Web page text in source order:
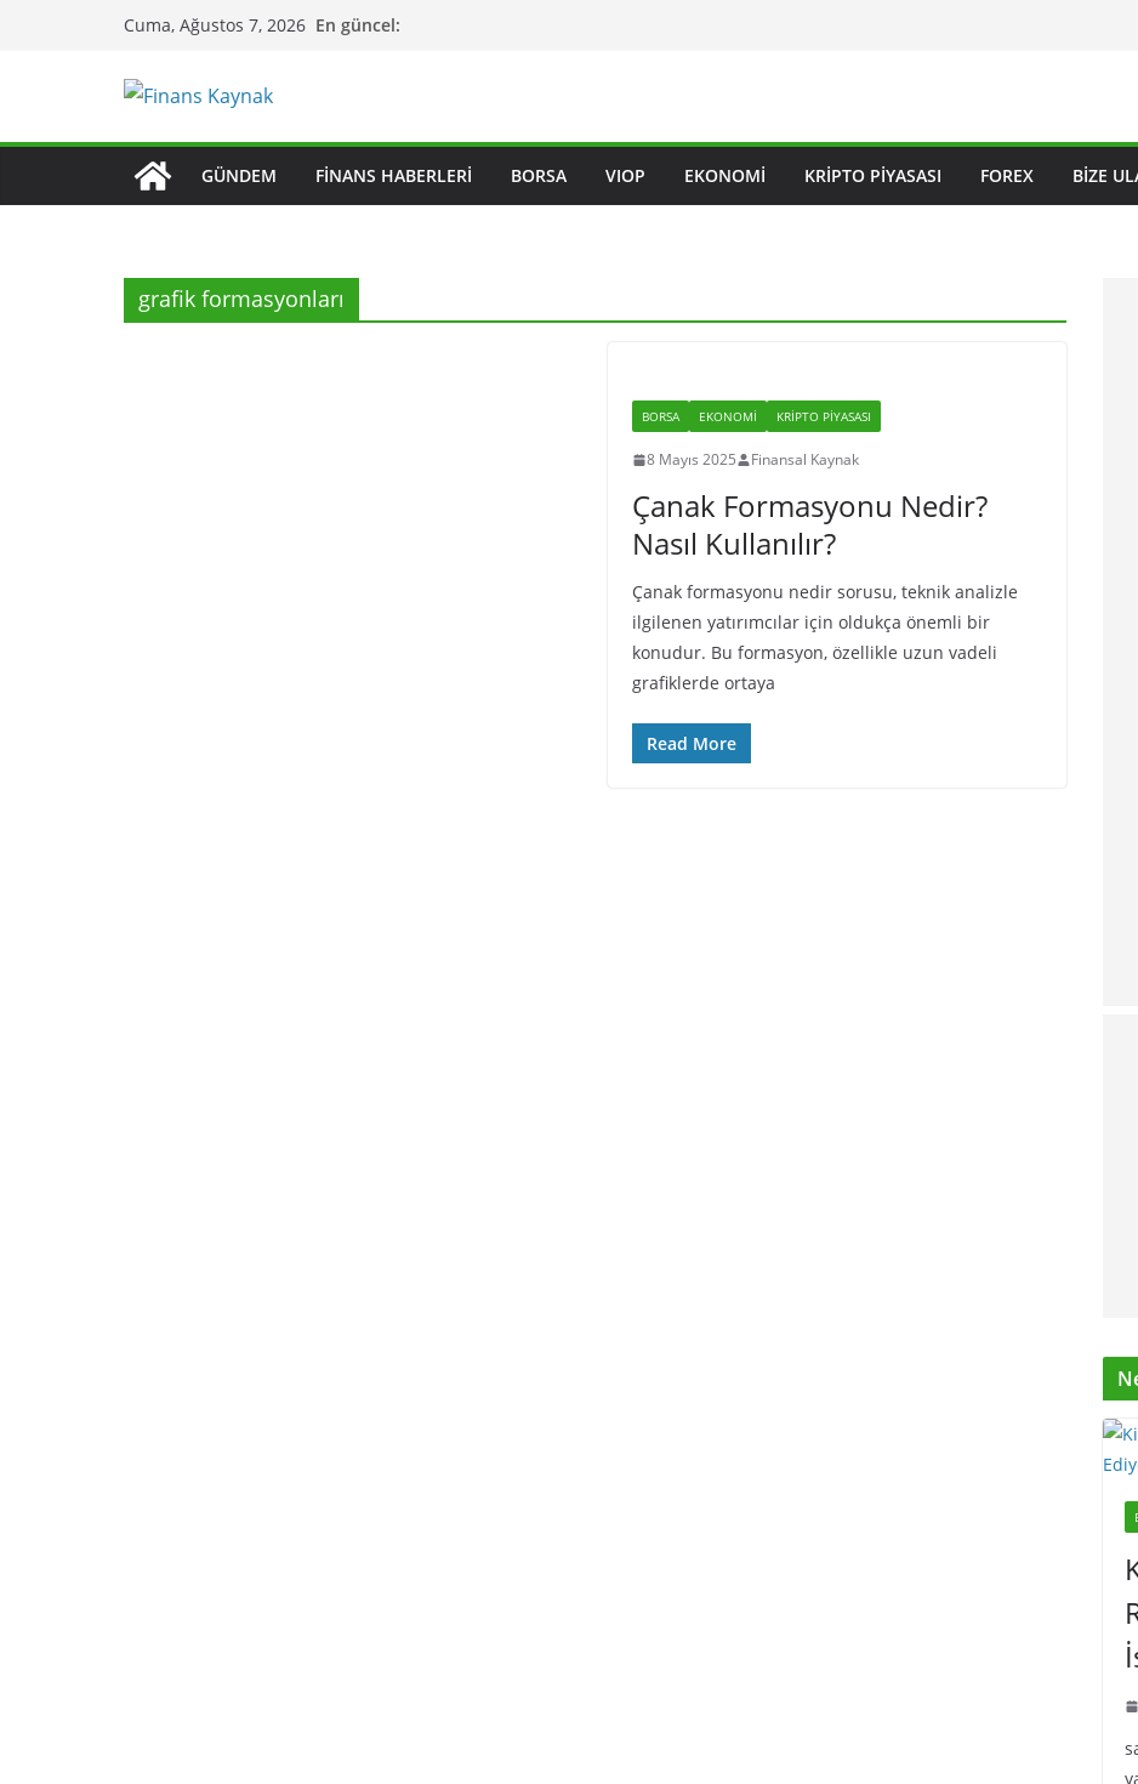
Cuma, Ağustos 7, 2026 En güncel:
GÜNDEM FINANS HABERLERI BORSA VIOP EKONOMI KRIPTO PIYASASI FOREX BIZE
grafik formasyonları
BORSA EKONOMI KRIPTO PIYASASI
8 Mayıs 2025 Finansal Kaynak
Çanak Formasyonu Nedir?
Nasıl Kullanılır?
Çanak formasyonu nedir sorusu, teknik analizle
ilgilenen yatırımcılar için oldukça önemli bir
konudur. Bu formasyon, özellikle uzun vadeli
grafiklerde ortaya
Read More